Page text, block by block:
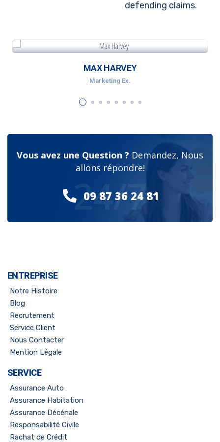
defending claims.
MAX HARVEY
Marketing Ex.
Vous avez une Question ? Demandez, Nous
allons répondre!
09 87 36 24 81
24/7
ENTREPRISE
Notre Histoire
Blog
Recrutement
Service Client
Nous Contacter
Mention Légale
SERVICE
Assurance Auto
Assurance Habitation
Assurance Décénale
Responsabilité Civile
Rachat de Crédit